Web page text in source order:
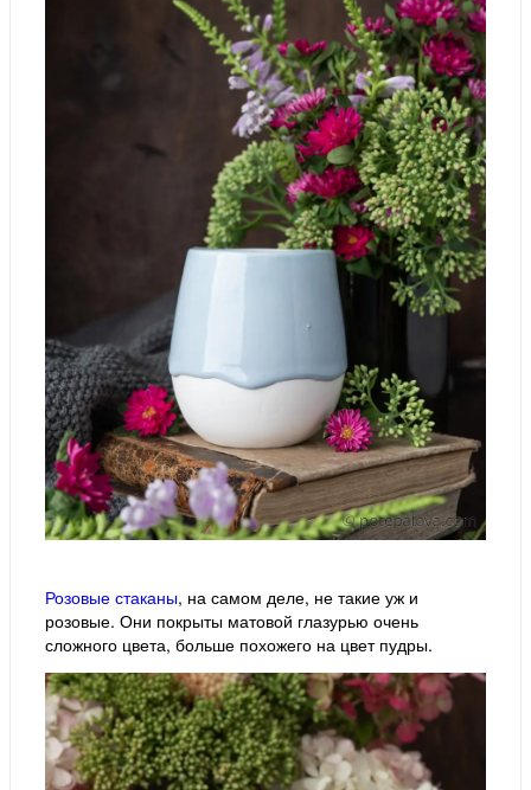
Розовые стаканы, на самом деле, не такие уж и
розовые. Они покрыты матовой глазурью очень
сложного цвета, больше похожего на цвет пудры.